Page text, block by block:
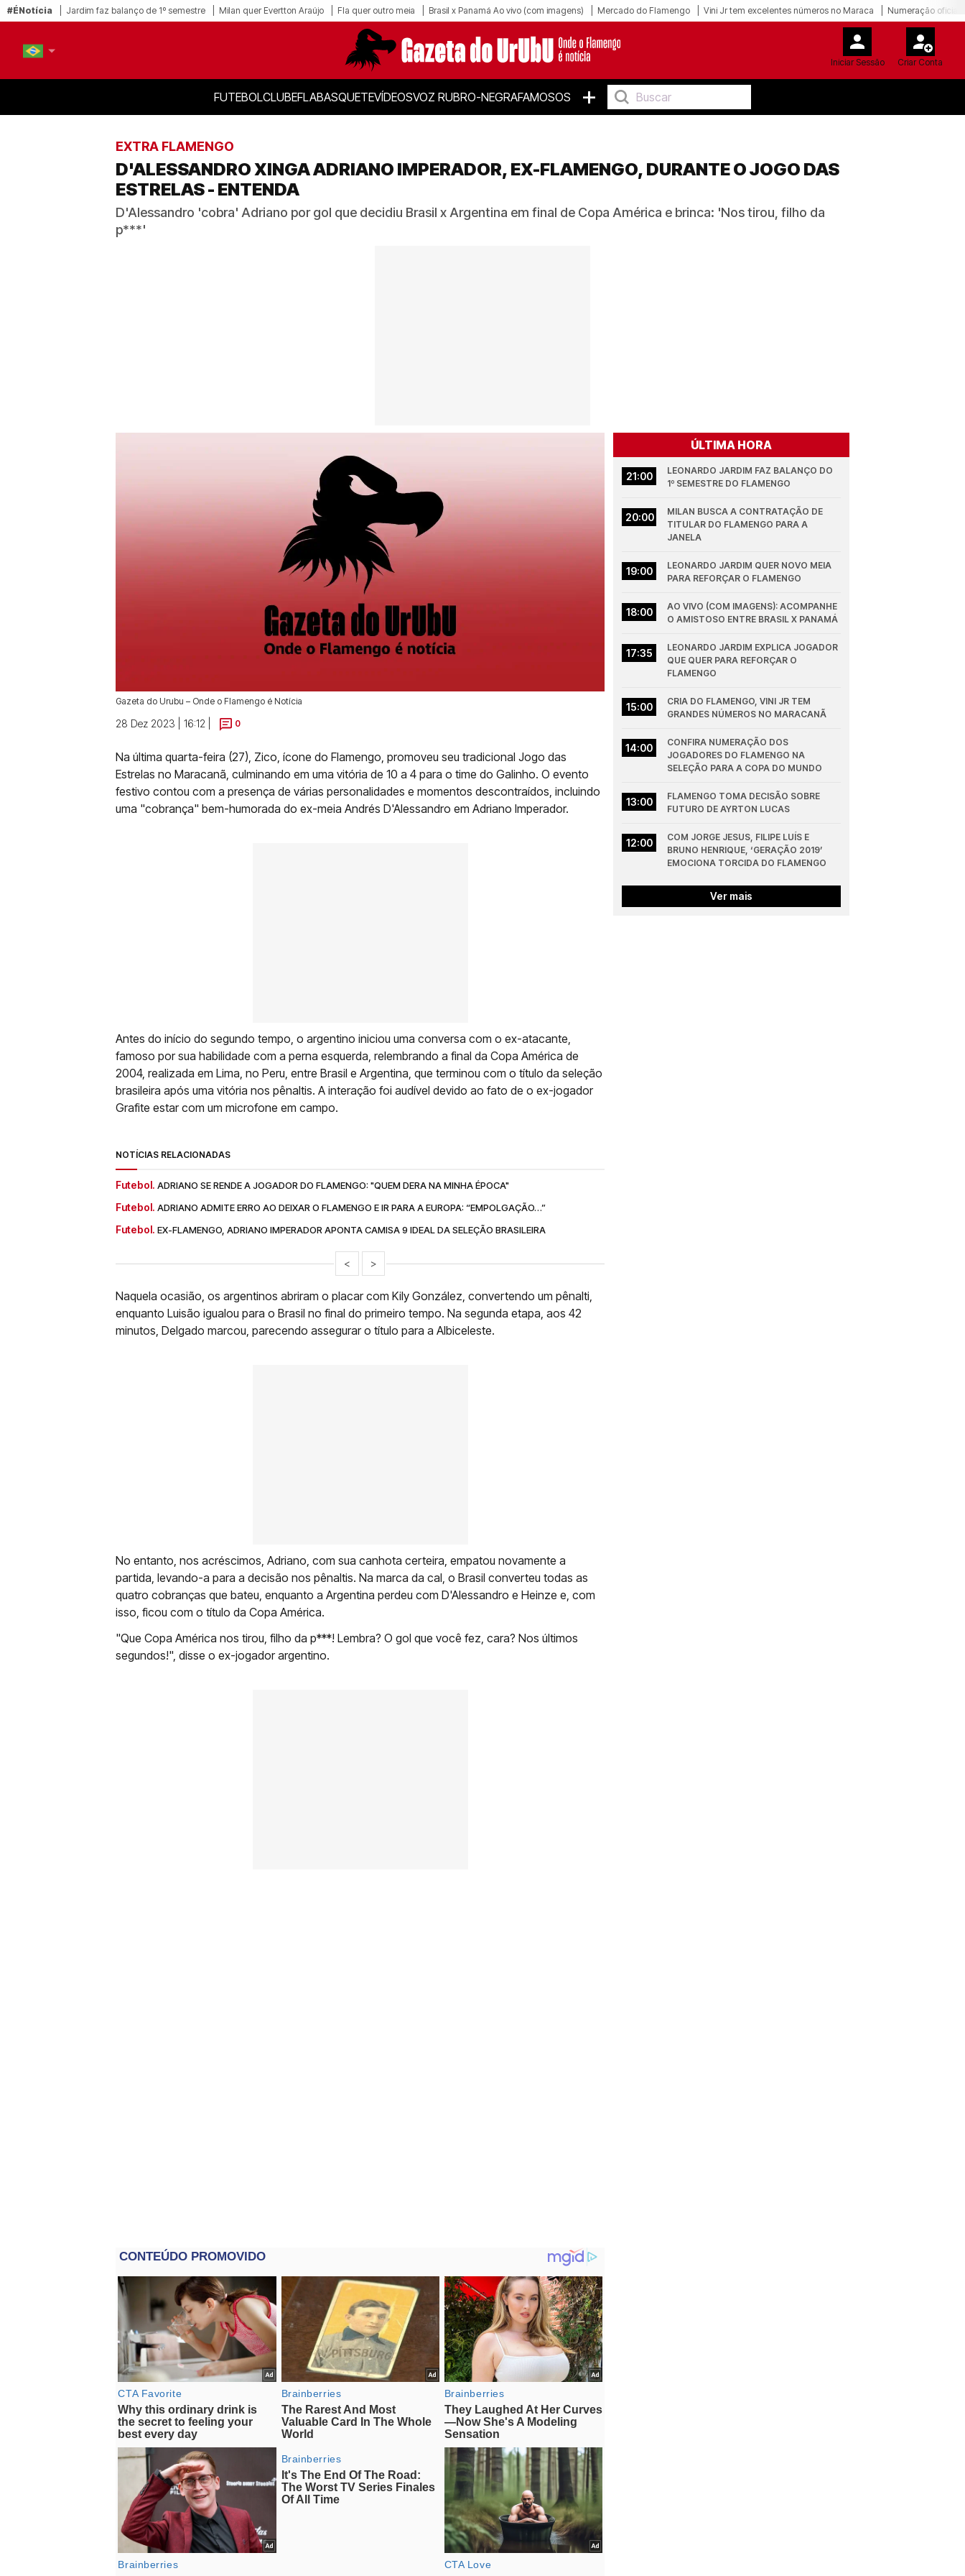
#ÉNotícia Jardim faz balanço de 1º semestre Milan quer Evertton Araújo Fla quer outro meia Brasil x Panamá Ao vivo (com imagens) Mercado do Flamengo Vini Jr tem excelentes números no Maraca Numeração oficial
Iniciar Sessão Criar Conta
FUTEBOLCLUBEFLABASQUETEVÍDEOSVOZ RUBRO-NEGRAFAMOSOS +
EXTRA FLAMENGO
D'ALESSANDRO XINGA ADRIANO IMPERADOR, EX-FLAMENGO, DURANTE O JOGO DAS
ESTRELAS - ENTENDA
D'Alessandro 'cobra' Adriano por gol que decidiu Brasil x Argentina em final de Copa América e brinca: 'Nos tirou, filho da
p***'
Gazeta do Urubu – Onde o Flamengo é Notícia
28 Dez 2023 | 16:12 | 0
Na última quarta-feira (27), Zico, ícone do Flamengo, promoveu seu tradicional Jogo das
Estrelas no Maracanã, culminando em uma vitória de 10 a 4 para o time do Galinho. O evento
festivo contou com a presença de várias personalidades e momentos descontraídos, incluindo
uma "cobrança" bem-humorada do ex-meia Andrés D'Alessandro em Adriano Imperador.
Antes do início do segundo tempo, o argentino iniciou uma conversa com o ex-atacante,
famoso por sua habilidade com a perna esquerda, relembrando a final da Copa América de
2004, realizada em Lima, no Peru, entre Brasil e Argentina, que terminou com o título da seleção
brasileira após uma vitória nos pênaltis. A interação foi audível devido ao fato de o ex-jogador
Grafite estar com um microfone em campo.
NOTÍCIAS RELACIONADAS
Futebol. ADRIANO SE RENDE A JOGADOR DO FLAMENGO: "QUEM DERA NA MINHA ÉPOCA"
Futebol. ADRIANO ADMITE ERRO AO DEIXAR O FLAMENGO E IR PARA A EUROPA: “EMPOLGAÇÃO…”
Futebol. EX-FLAMENGO, ADRIANO IMPERADOR APONTA CAMISA 9 IDEAL DA SELEÇÃO BRASILEIRA
< >
Naquela ocasião, os argentinos abriram o placar com Kily González, convertendo um pênalti,
enquanto Luisão igualou para o Brasil no final do primeiro tempo. Na segunda etapa, aos 42
minutos, Delgado marcou, parecendo assegurar o título para a Albiceleste.
No entanto, nos acréscimos, Adriano, com sua canhota certeira, empatou novamente a
partida, levando-a para a decisão nos pênaltis. Na marca da cal, o Brasil converteu todas as
quatro cobranças que bateu, enquanto a Argentina perdeu com D'Alessandro e Heinze e, com
isso, ficou com o título da Copa América.
"Que Copa América nos tirou, filho da p***! Lembra? O gol que você fez, cara? Nos últimos
segundos!", disse o ex-jogador argentino.
ÚLTIMA HORA
21:00
LEONARDO JARDIM FAZ BALANÇO DO
1º SEMESTRE DO FLAMENGO
20:00
MILAN BUSCA A CONTRATAÇÃO DE
TITULAR DO FLAMENGO PARA A
JANELA
19:00
LEONARDO JARDIM QUER NOVO MEIA
PARA REFORÇAR O FLAMENGO
18:00
AO VIVO (COM IMAGENS): ACOMPANHE
O AMISTOSO ENTRE BRASIL X PANAMÁ
17:35
LEONARDO JARDIM EXPLICA JOGADOR
QUE QUER PARA REFORÇAR O
FLAMENGO
15:00
CRIA DO FLAMENGO, VINI JR TEM
GRANDES NÚMEROS NO MARACANÃ
14:00
CONFIRA NUMERAÇÃO DOS
JOGADORES DO FLAMENGO NA
SELEÇÃO PARA A COPA DO MUNDO
13:00
FLAMENGO TOMA DECISÃO SOBRE
FUTURO DE AYRTON LUCAS
12:00
COM JORGE JESUS, FILIPE LUÍS E
BRUNO HENRIQUE, ‘GERAÇÃO 2019’
EMOCIONA TORCIDA DO FLAMENGO
Ver mais